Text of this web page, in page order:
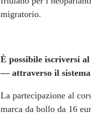
migratorio.
È possibile iscriversi
— attraverso il
La partecipazione al
marca da bollo da 16